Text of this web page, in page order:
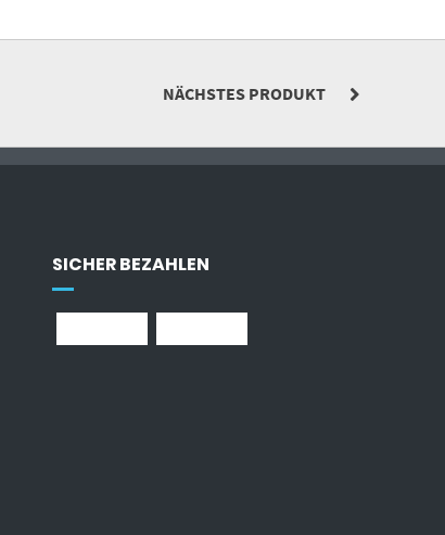
NÄCHSTES PRODUKT
SICHER BEZAHLEN